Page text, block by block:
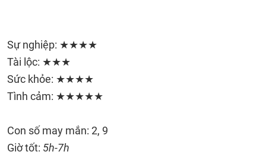
Sự nghiệp: ★★★★
Tài lộc: ★★★
Sức khỏe: ★★★★
Tình cảm: ★★★★★
Con số may mắn: 2, 9
Giờ tốt: 5h-7h